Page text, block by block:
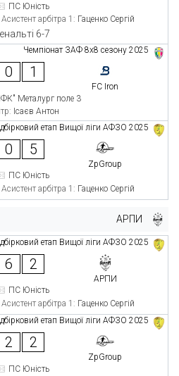
ПС Юність
Асистент арбітра 1: Гаценко Сергій
6-7
Чемпіонат ЗАФ 8x8 сезону 2025
0 1
FC Iron
Металург поле 3
Ісаєв Антон
етап Вищої ліги АФЗО 2025
0 5
ZpGroup
ПС Юність
Асистент арбітра 1: Гаценко Сергій
АРПИ
етап Вищої ліги АФЗО 2025
6 2
АРПИ
ПС Юність
Асистент арбітра 1: Гаценко Сергій
етап Вищої ліги АФЗО 2025
2 2
ZpGroup
ПС Юність